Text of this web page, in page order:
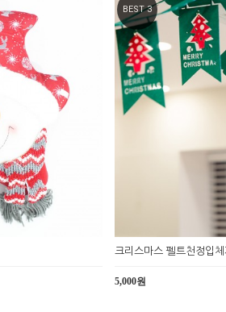
BEST 3
크리스마스 펠트천정입
5,000원